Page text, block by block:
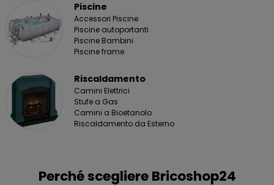
Piscine
Accessori Piscine
Piscine autoportanti
Piscine Bambini
Piscine frame
Riscaldamento
Camini Elettrici
Stufe a Gas
Camini a Bioetanolo
Riscaldamento da Esterno
Perché scegliere Bricoshop24